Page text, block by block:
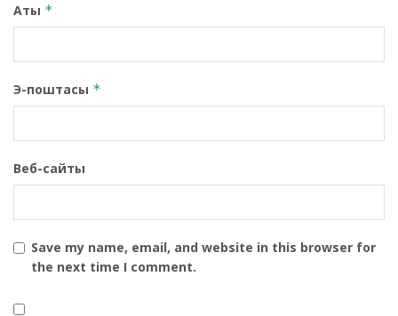
Аты *
Э-поштасы *
Веб-сайты
Save my name, email, and website in this browser for
the next time I comment.